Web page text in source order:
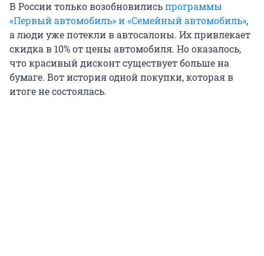
В России только возобновилисьпрограммы
«Первый автомобиль» и «Семейный автомобиль»,
а люди уже потекли в автосалоны. Их привлекает
скидка в 10% от цены автомобиля. Но оказалось,
что красивый дисконт существует больше на
бумаге. Вот история одной покупки, которая в
итоге не состоялась.